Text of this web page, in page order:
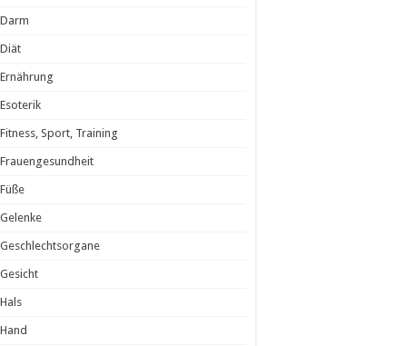
Darm
Diät
Ernährung
Esoterik
Fitness, Sport, Training
Frauengesundheit
Füße
Gelenke
Geschlechtsorgane
Gesicht
Hals
Hand